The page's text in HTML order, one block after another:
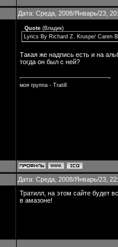
Дата: Среда, 2008/Январь/23,
Quote (Владик)
Lyrics By Richard Z. Kruspe/ Caren
Такая же надпись есть и на
тогда он был с ней?
моя группа - Tratill
Дата: Среда, 2008/Январь/23,
Тратилл, на этом сайте будет
в амазоне!